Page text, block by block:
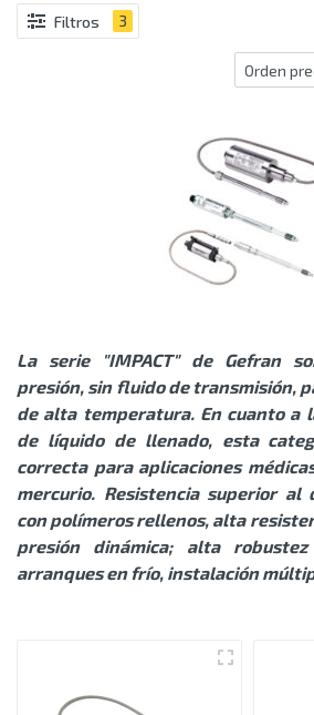
Filtros 3
La serie "IMPACT" de Gefran
presión, sin fluido de transmisión,
de alta temperatura. En cuanto a
de líquido de llenado, esta
correcta para aplicaciones
mercurio. Resistencia superior al
con polímeros rellenos, alta
presión dinámica; alta
arranques en frío, instalación